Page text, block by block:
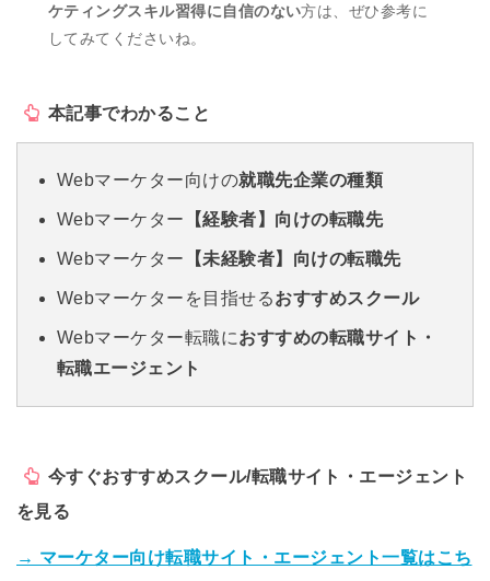
ケティングスキル習得に自信のない方は、ぜひ参考に
してみてくださいね。
本記事でわかること
Webマーケター向けの就職先企業の種類
Webマーケター 【経験者】向けの転職先
Webマーケター 【未経験者】向けの転職先
Webマーケターを目指せるおすすめスクール
Webマーケター転職におすすめの転職サイト・
転職エージェント
今すぐおすすめスクール/転職サイト・エージェント
を見る
→ マーケター向け転職サイト・エージェント一覧はこち